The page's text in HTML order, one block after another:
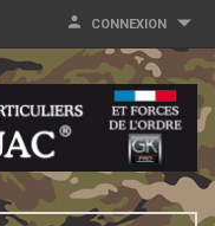
CONNEXION